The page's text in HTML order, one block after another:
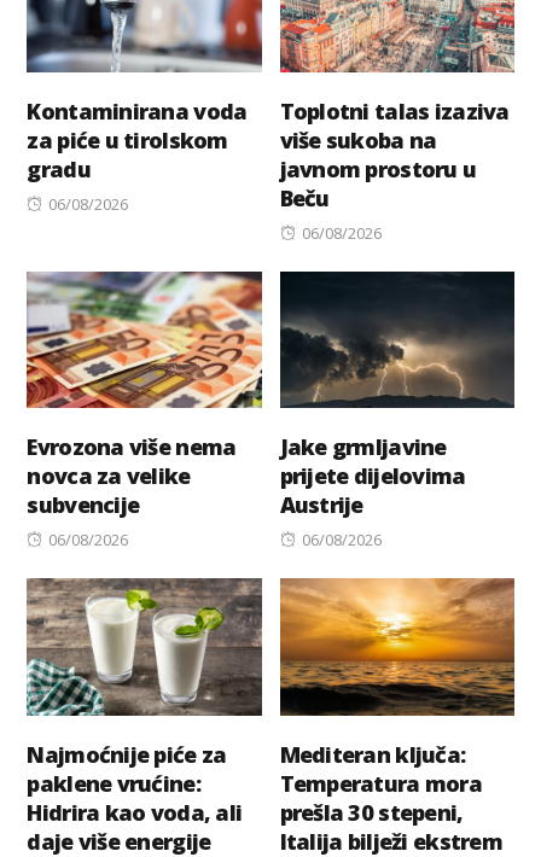
Kontaminirana voda
za piće u tirolskom
gradu
Posted
06/08/2026
Toplotni talas izaziva
više sukoba na
javnom prostoru u
Beču
Posted
06/08/2026
Evrozona više nema
novca za velike
subvencije
Posted
06/08/2026
Jake grmljavine
prijete dijelovima
Austrije
Posted
06/08/2026
Najmoćnije piće za
paklene vrućine:
Hidrira kao voda, ali
daje više energije
Mediteran ključa:
Temperatura mora
prešla 30 stepeni,
Italija bilježi ekstrem